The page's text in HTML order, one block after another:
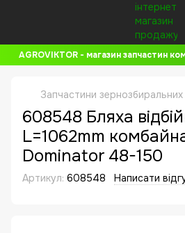
AGROVIKTOR - магазин запчастин
Запчастини зернозбиральних
608548 Бляха
L=1062mm
Dominator 48-150
Артикул: 608548 Написати